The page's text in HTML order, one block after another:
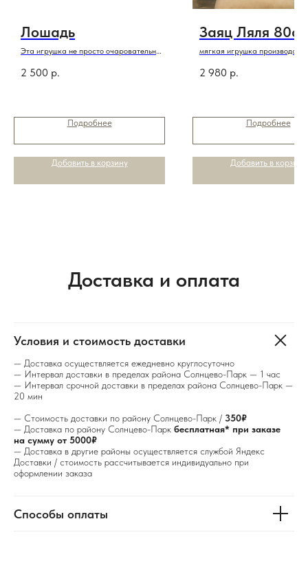
Лошадь
Эта игрушка не просто очаровательна
2 500 р.
Подробнее
Добавить в корзину
Заяц Ляля 80см
мягкая игрушка
2 980 р.
Подробнее
Добавить в корзину
Доставка и оплата
Условия и стоимость доставки
— Доставка осуществляется ежедневно круглосуточно
— Интервал доставки в пределах района Солнцево-Парк — 1 час
— Интервал срочной доставки в пределах района Солнцево-Парк —
20 мин
— Стоимость доставки по району Солнцево-Парк / 350₽
— Доставка по району Солнцево-Парк бесплатная* при заказе
на сумму от 5000₽
— Доставка в другие районы осуществляется службой Яндекс
Доставки / стоимость рассчитывается индивидуально при
оформлении заказа
Способы оплаты